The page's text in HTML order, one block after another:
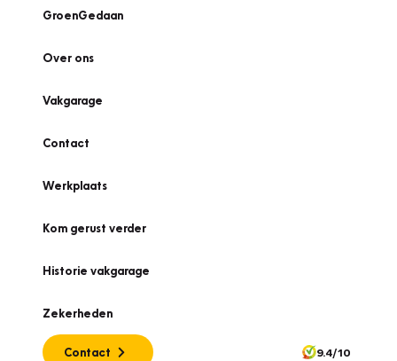
GroenGedaan
Over ons
Vakgarage
Contact
Werkplaats
Kom gerust verder
Historie vakgarage
Zekerheden
Contact 9.4/10